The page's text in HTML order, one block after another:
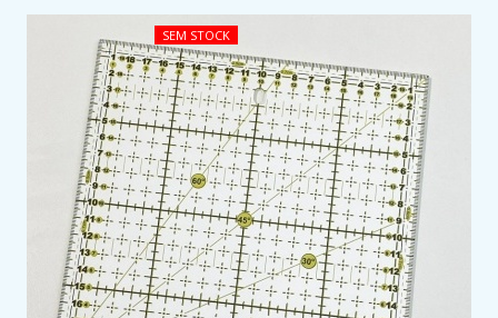
SEM STOCK